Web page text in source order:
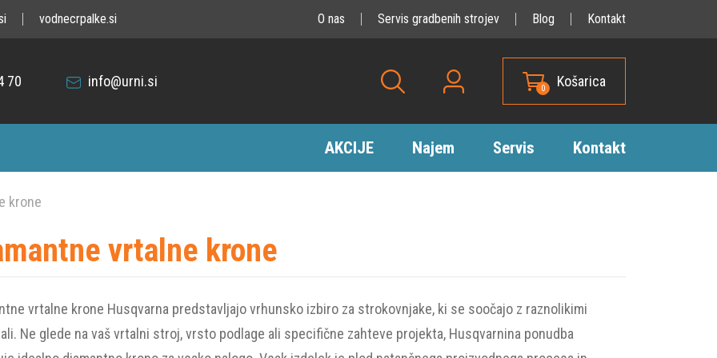
vodnecrpalke.si O nas Servis gradbenih strojev Blog Kontakt
70 info@urni.si 0 Košarica
AKCIJE Najem Servis Kontakt
krone
vrtalne krone
vrtalne krone Husqvarna predstavljajo vrhunsko izbiro za strokovnjake, ki se soočajo z raznolikimi
Ne glede na vaš vrtalni stroj, vrsto podlage ali specifične zahteve projekta, Husqvarnina ponudba